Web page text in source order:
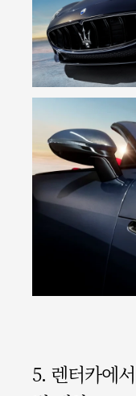
5. 렌터카에